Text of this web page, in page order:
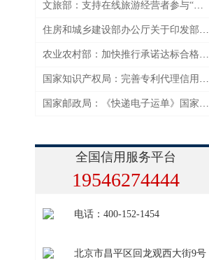
文旅部：支持在线旅游经营者参与“信用经济”发展试点工作
住房和城乡建设部办公厅关于印发部2023年信用体系建设工作要点的通知
农业农村部：加快推行承诺达标合格证制度和风险防控机制建设
国家知识产权局：完善专利代理信用监管机制
国家邮政局：《快递电子运单》国家标准强化个人信息保护
全国信用服务平台
19546274444
电话：400-152-1454
北京市昌平区回龙观西大街9号